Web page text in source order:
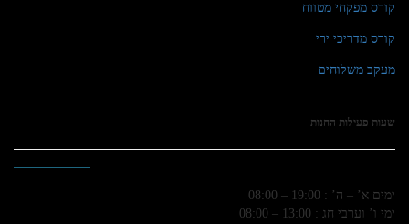
קורס מפקחי מטווח
קורס מדריכי ירי
מעקב משלוחים
שעות פעילות החנות
ימים א’ – ה’ : 19:00 – 08:00
ימי ו’ וערבי חג : 13:00 – 08:00